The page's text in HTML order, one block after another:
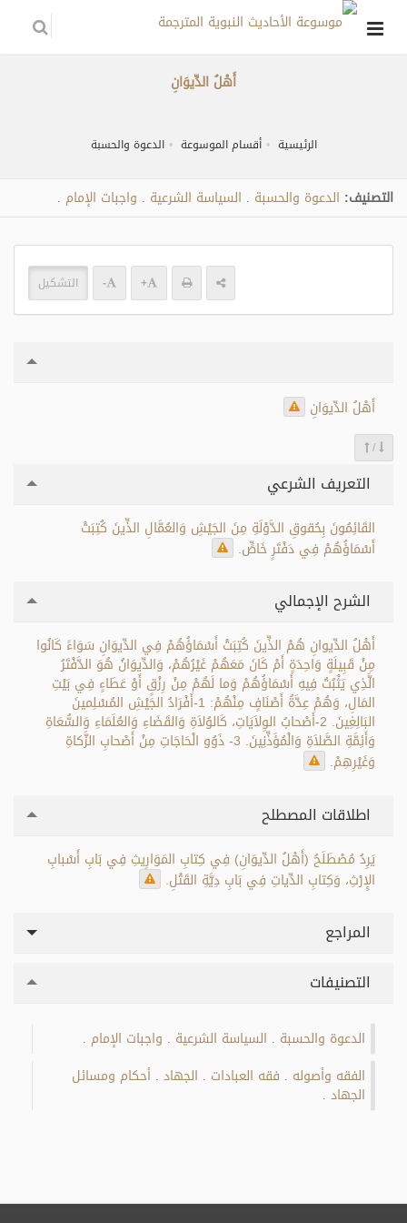
أَهْلُ الدِّيوَانِ
الرئيسية أقسام الموسوعة الدعوة والحسبة
التصنيف: الدعوة والحسبة السياسة الشرعية واجبات الإمام
+
- التشكيل
أَهْلُ الدِّيوَانِ
/
التعريف الشرعي
القَائِمُونَ بِحُقوقِ الدَّوْلَةِ مِنَ الجَيْشِ وَالعُمَّالِ الذِّينَ كُتِبَتْ
أَسْمَاؤُهُمْ فِي دَفْتَرٍ خَاصٍّ.
الشرح الإجمالي
أَهْلُ الدِّيوانِ هُمْ الذِّينَ كُتِبَتْ أَسْمَاؤُهُمْ فِي الدِّيوَانِ سَوَاءً كَانُوا
مِنْ قَبِيلَةٍ وَاحِدَةٍ أَمْ كَانَ مَعَهُمْ غَيْرُهُمْ، وَالدِّيوَانُ هُوَ الدَّفْتَرُ
الَّذِي يَثْبُتُ فِيهِ أَسْمَاؤُهُمْ وَما لَهُمْ مِنْ رِزْقٍ أَوْ عَطَاءٍ فِي بَيْتِ
المَالِ، وَهُمْ عِدَّةُ أَصْنَافٍ مِنْهُمْ: 1-أَفْرَادُ الجَيْشِ المُسْلِمينَ
البَالِغِينَ. 2-أَصْحابُ الوِلاَيَاتِ، كَالوُلاَةِ وَالقَضَاءِ وَالعُلَمَاءِ وَالسُّعَاةِ
وَأَئِمَّةِ الصَّلاَةِ وَالْمُؤَذِّنِينَ. 3- ذَوُو الْحَاجَاتِ مِنْ أَصْحابِ الزَّكاةِ
وَغَيْرِهِمْ.
اطلاقات المصطلح
يَرِدُ مُصْطَلَحُ (أَهْلُ الدِّيوَانِ) فِي كِتابِ المَوَارِيثِ فِي بَابِ أَسْبابِ
الإِرْثِ، وَكِتابِ الدِّياتِ فِي بَابِ دِيَّةِ القَتْلِ.
المراجع
التصنيفات
الدعوة والحسبة السياسة الشرعية واجبات الإمام
الفقه وأصوله فقه العبادات الجهاد أحكام ومسائل
الجهاد